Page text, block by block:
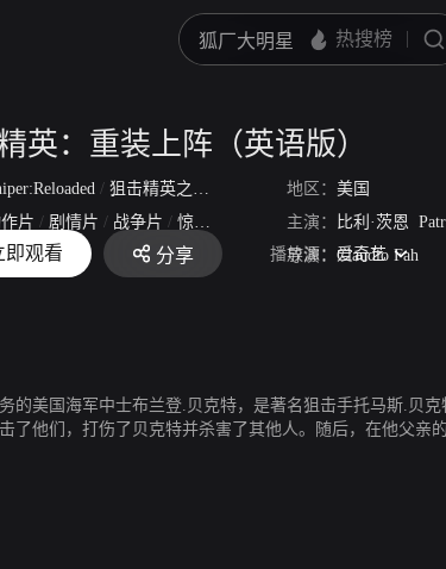
英：重装上阵（英语版）
/ 狙击精英之重装上阵 地区： 美国
片 / 剧情片 / 战争片 / 惊悚片 主演： 比利·茨恩
04-26 导演： Claudio Fah
即观看 分享 播放源： 爱奇艺
的美国海军中士布兰登.贝克特，是著名狙击手托马斯.贝
了他们，打伤了贝克特并杀害了其他人。随后，在他父